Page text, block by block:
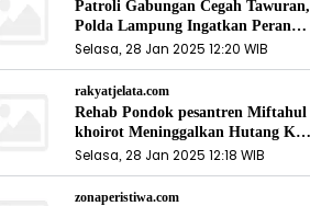
Patroli Gabungan Cegah Tawuran,
Polda Lampung Ingatkan Peran
Orang Tua
Selasa, 28 Jan 2025 12:20 WIB
rakyatjelata.com
Rehab Pondok pesantren Miftahul
khoirot Meninggalkan Hutang Ke
Material, Mantan Kadis PUPR
Selasa, 28 Jan 2025 12:18 WIB
zonaperistiwa.com